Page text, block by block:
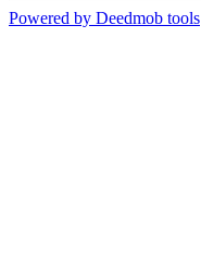
Powered by Deedmob tools